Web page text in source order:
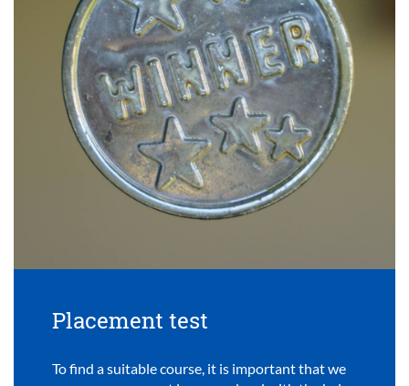
Placement test
To find a suitable course, it is important that we